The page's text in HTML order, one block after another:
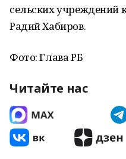
сельских учреждений
Радий Хабиров.
Фото: Глава РБ
Читайте нас